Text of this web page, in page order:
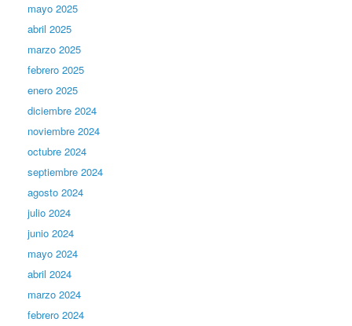
mayo 2025
abril 2025
marzo 2025
febrero 2025
enero 2025
diciembre 2024
noviembre 2024
octubre 2024
septiembre 2024
agosto 2024
julio 2024
junio 2024
mayo 2024
abril 2024
marzo 2024
febrero 2024